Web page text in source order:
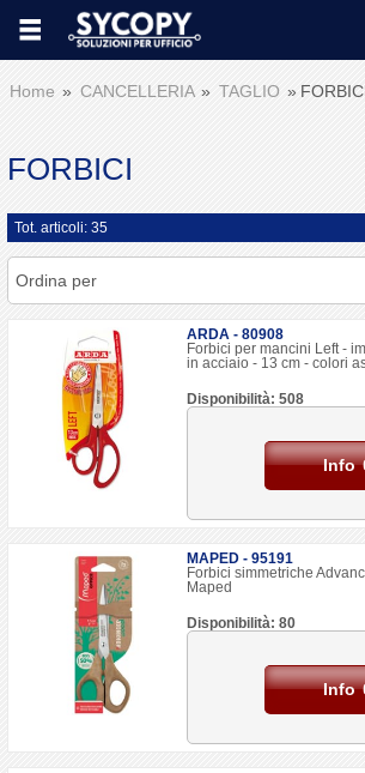
Home CANCELLERIA TAGLIO
FORBICI
Tot. articoli: 35
Ordina per
ARDA - 80908
Forbici per mancini Left -
in acciaio - 13 cm - colori
Disponibilità: 508
Info
MAPED - 95191
Forbici simmetriche
Maped
Disponibilità: 80
Info